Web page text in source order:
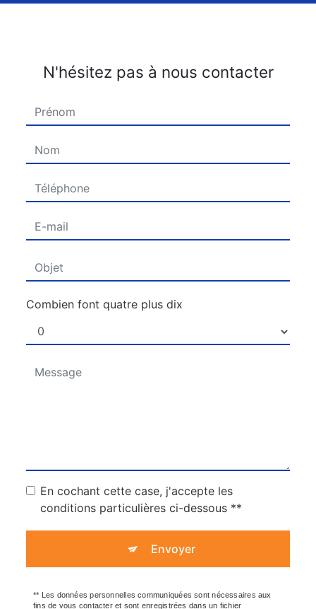
N'hésitez pas à nous contacter
Combien font quatre plus dix
En cochant cette case, j'accepte les
conditions particulières ci-dessous **
Envoyer
** Les données personnelles communiquées sont nécessaires aux
fins de vous contacter et sont enregistrées dans un fichier